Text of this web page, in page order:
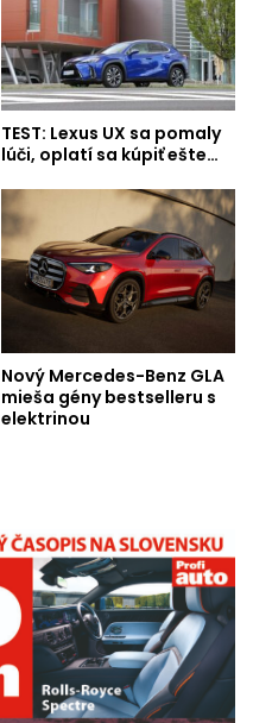
TEST: Lexus UX sa pomaly
lúči, oplatí sa kúpiť ešte…
Nový Mercedes-Benz GLA
mieša gény bestselleru s
elektrinou